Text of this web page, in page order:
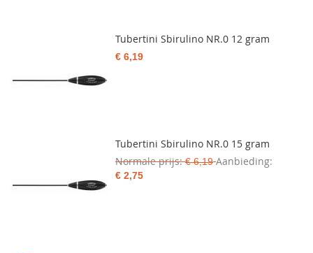
Tubertini Sbirulino NR.0 12 gram
€ 6,19
Tubertini Sbirulino NR.0 15 gram
Normale prijs € 6,19 Aanbieding
€ 2,75